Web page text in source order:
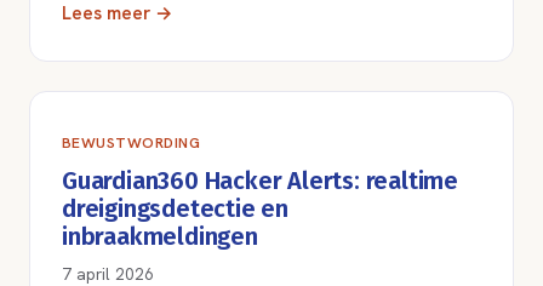
Lees meer →
BEWUSTWORDING
Guardian360 Hacker Alerts: realtime
dreigingsdetectie en
inbraakmeldingen
7 april 2026